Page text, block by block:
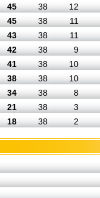
45 38
12
45 38
11
43 38
11
42 38
9
41 38
10
38 38
10
34 38
8
21 38
3
18 38 2